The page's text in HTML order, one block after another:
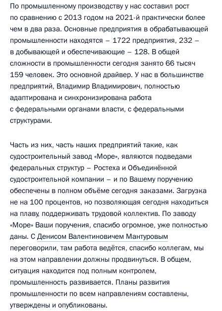
По промышленному производству у нас составил рост
по сравнению с 2013 годом на 2021-й практически более
чем в два раза. Основные предприятия в обрабатывающей
промышленности находятся – 1722 предприятия, 232 –
в добывающей и обеспечивающие – 128. В общей
сложности в промышленности сегодня занято 66 тысяч
159 человек. Это основной драйвер. У нас в большинстве
предприятий, Владимир Владимирович, полностью
адаптирована и синхронизирована работа
с федеральными органами власти, с федеральными
структурами.
Часть из них, часть наших предприятий такие, как
судостроительный завод «Море», являются подведами
федеральных структур – Ростеха и Объединённой
судостроительной компании – и по Вашему поручению
обеспечены в полном объёме сегодня заказами. Загрузка
не на 100 процентов, но позволяющая сегодня находиться
на плаву, поддерживать трудовой коллектив. По заводу
«Море» Ваши поручения, спасибо огромное, уже полностью
даны. С Денисом Валентиновичем Мантуровым
переговорили, там работа ведётся, спасибо коллегам, мы
на этом направлении должны продвинуться. В общем,
ситуация находится под полным контролем,
промышленность развивается. Планы развития
промышленности по всем направлениям составлены,
утверждены и опубликованы.